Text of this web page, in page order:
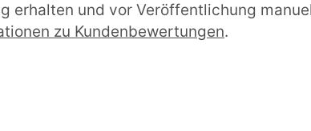
erhalten und vor Veröffentlichung
zu Kundenbewertungen.